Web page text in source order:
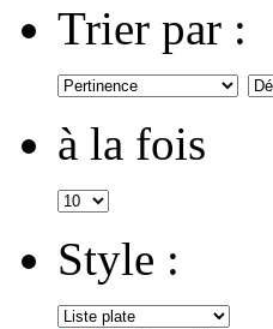
Trier par :
à la fois
Style :